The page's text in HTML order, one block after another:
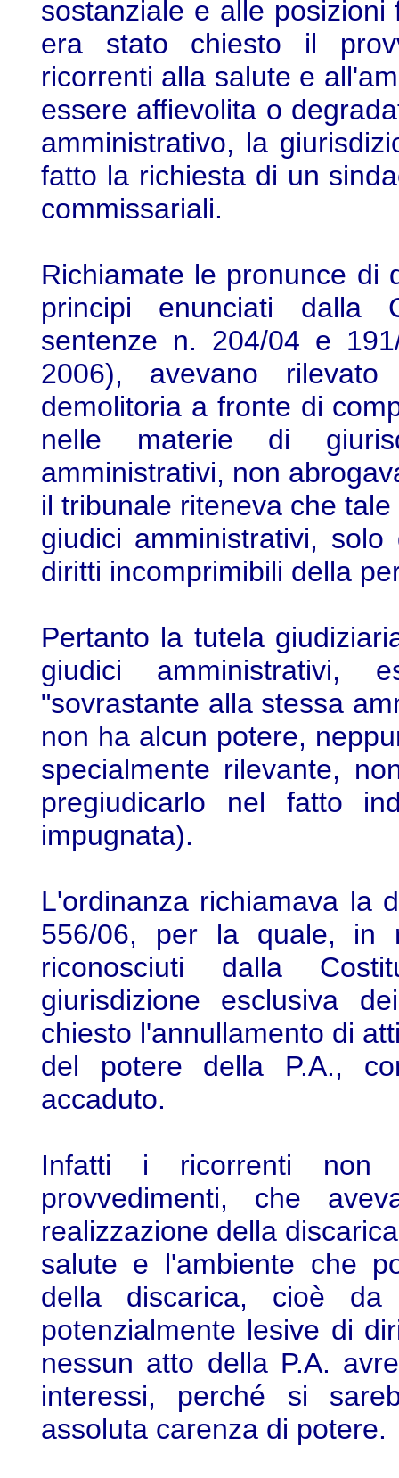
sostanziale e alle
era stato chiesto il
ricorrenti alla salute e
essere affievolita o
amministrativo, la
fatto la richiesta di un
commissariali.
Richiamate le pronunce di
principi enunciati dalla
sentenze n. 204/04 e
2006), avevano
demolitoria a fronte di
nelle materie di
amministrativi, non
il tribunale riteneva che
giudici amministrativi,
diritti incomprimibili della
Pertanto la tutela
giudici
"sovrastante alla stessa
non ha alcun potere,
specialmente rilevante,
pregiudicarlo nel fatto
impugnata).
L'ordinanza richiamava la
556/06, per la quale, in
riconosciuti dalla
giurisdizione esclusiva
chiesto l'annullamento di
del potere della P.A.,
accaduto.
Infatti i ricorrenti non
provvedimenti, che
realizzazione della
salute e l'ambiente che
della discarica, cioè
potenzialmente lesive di
nessun atto della P.A.
interessi, perché si
assoluta carenza di potere.